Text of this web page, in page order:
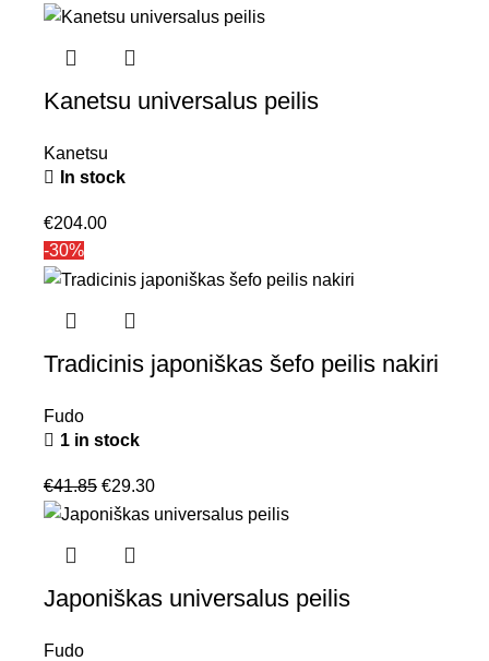
Kanetsu universalus peilis
Kanetsu
In stock
€204.00
-30%
Tradicinis japoniškas šefo peilis nakiri
Fudo
1 in stock
€41.85 €29.30
Japoniškas universalus peilis
Fudo